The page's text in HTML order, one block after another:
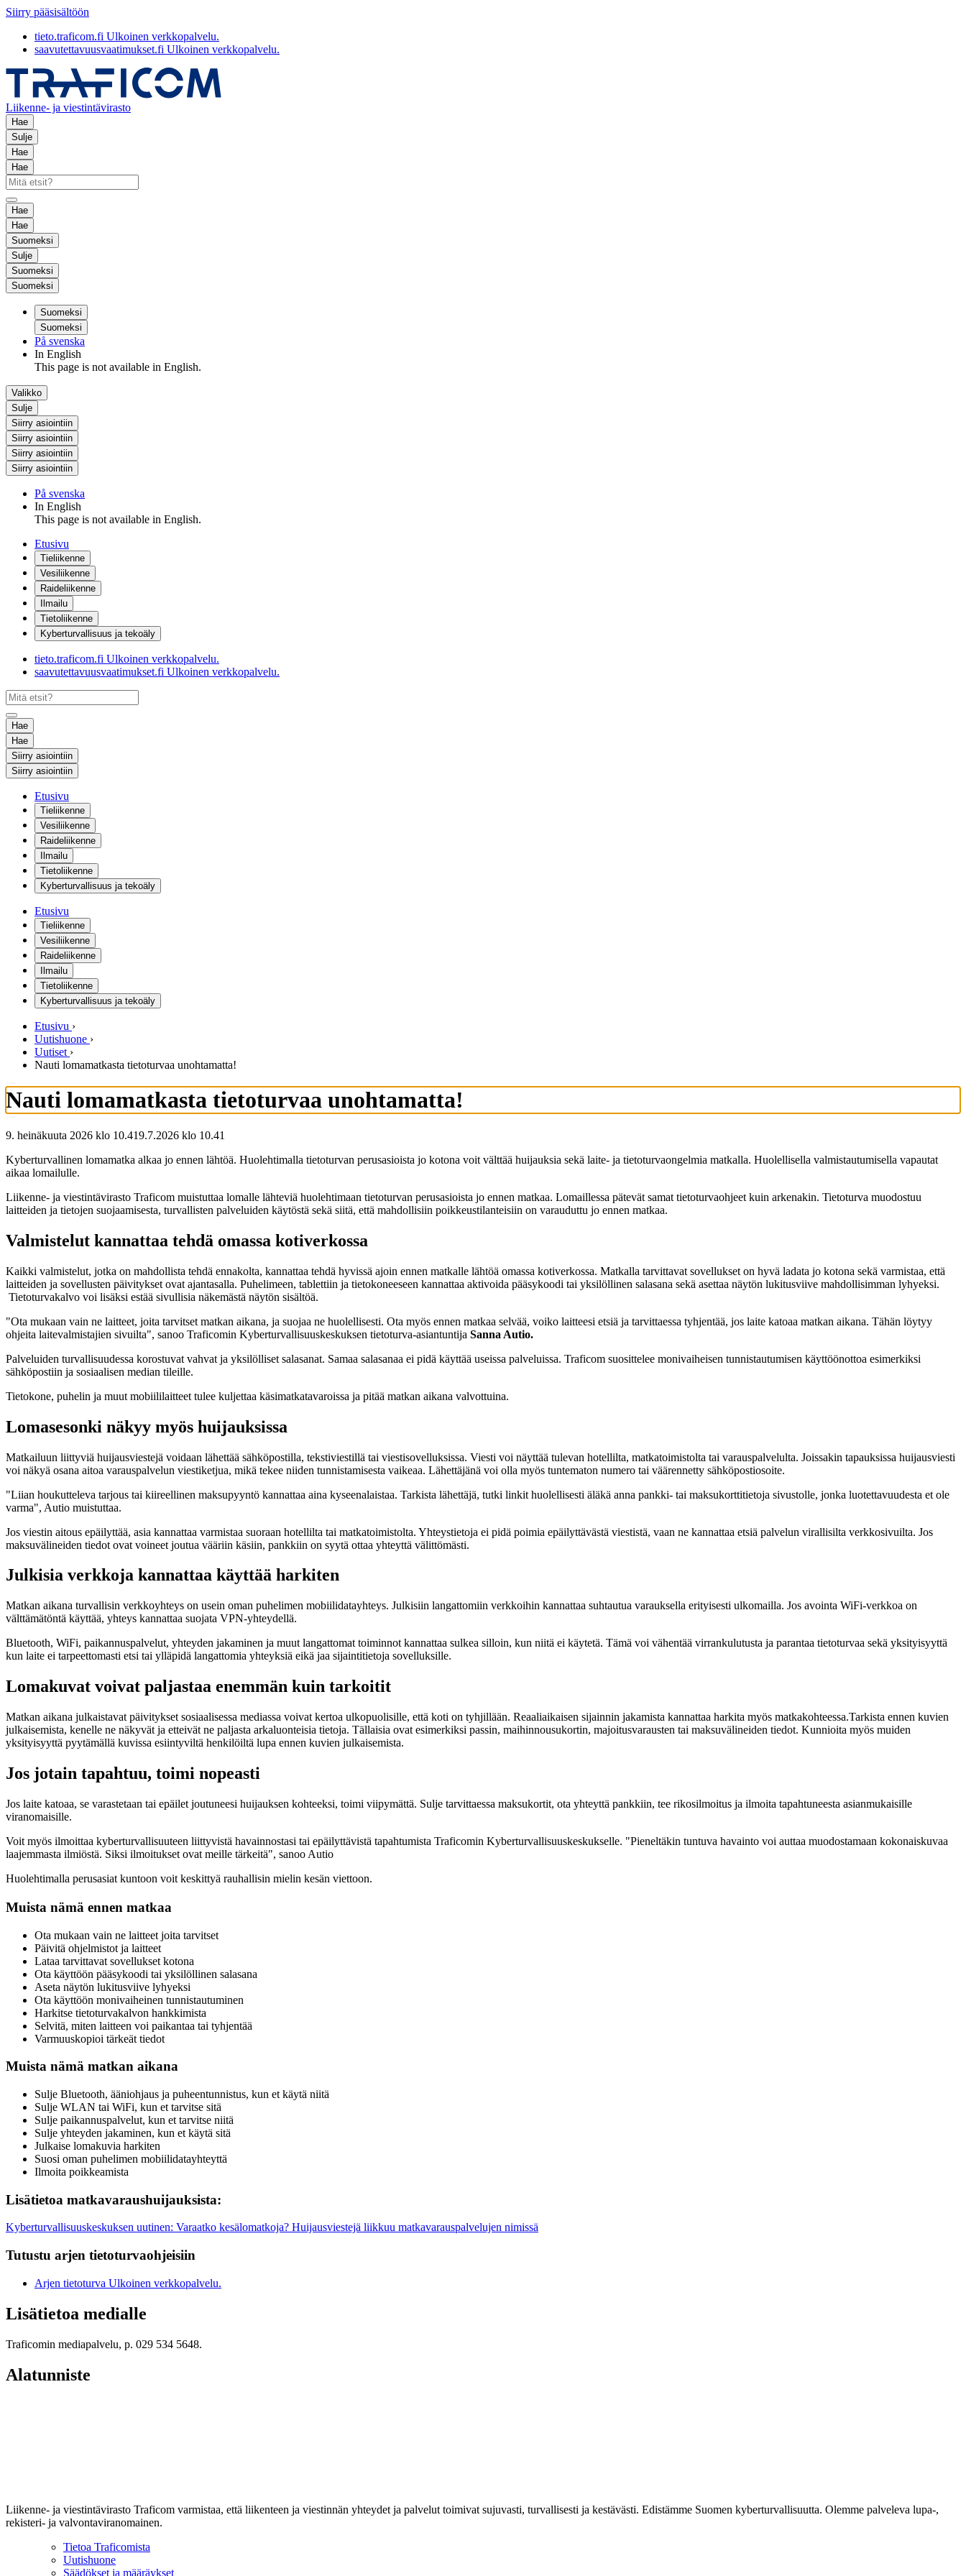
Siirry pääsisältöön
tieto.traficom.fi Ulkoinen verkkopalvelu.
saavutettavuusvaatimukset.fi Ulkoinen verkkopalvelu.
Liikenne- ja viestintävirasto
Hae
Sulje
Hae
Hae
Hae
Hae
Suomeksi
Sulje
Suomeksi
Suomeksi
Suomeksi
Suomeksi
På svenska
In English
This page is not available in English.
Valikko
Sulje
Siirry asiointiin
Siirry asiointiin
Siirry asiointiin
Siirry asiointiin
På svenska
In English
This page is not available in English.
Etusivu
Tieliikenne
Vesiliikenne
Raideliikenne
Ilmailu
Tietoliikenne
Kyberturvallisuus ja tekoäly
tieto.traficom.fi Ulkoinen verkkopalvelu.
saavutettavuusvaatimukset.fi Ulkoinen verkkopalvelu.
Hae
Hae
Siirry asiointiin
Siirry asiointiin
Etusivu
Tieliikenne
Vesiliikenne
Raideliikenne
Ilmailu
Tietoliikenne
Kyberturvallisuus ja tekoäly
Etusivu
Tieliikenne
Vesiliikenne
Raideliikenne
Ilmailu
Tietoliikenne
Kyberturvallisuus ja tekoäly
Etusivu ›
Uutishuone ›
Uutiset ›
Nauti lomamatkasta tietoturvaa unohtamatta!
Nauti lomamatkasta tietoturvaa unohtamatta!
9. heinäkuuta 2026 klo 10.419.7.2026 klo 10.41
Kyberturvallinen lomamatka alkaa jo ennen lähtöä. Huolehtimalla tietoturvan perusasioista jo kotona voit välttää huijauksia sekä laite- ja tietoturvaongelmia matkalla. Huolellisella valmistautumisella vapautat
aikaa lomailulle.
Liikenne- ja viestintävirasto Traficom muistuttaa lomalle lähteviä huolehtimaan tietoturvan perusasioista jo ennen matkaa. Lomaillessa pätevät samat tietoturvaohjeet kuin arkenakin. Tietoturva muodostuu
laitteiden ja tietojen suojaamisesta, turvallisten palveluiden käytöstä sekä siitä, että mahdollisiin poikkeustilanteisiin on varauduttu jo ennen matkaa.
Valmistelut kannattaa tehdä omassa kotiverkossa
Kaikki valmistelut, jotka on mahdollista tehdä ennakolta, kannattaa tehdä hyvissä ajoin ennen matkalle lähtöä omassa kotiverkossa. Matkalla tarvittavat sovellukset on hyvä ladata jo kotona sekä varmistaa, että
laitteiden ja sovellusten päivitykset ovat ajantasalla. Puhelimeen, tablettiin ja tietokoneeseen kannattaa aktivoida pääsykoodi tai yksilöllinen salasana sekä asettaa näytön lukitusviive mahdollisimman lyhyeksi.
Tietoturvakalvo voi lisäksi estää sivullisia näkemästä näytön sisältöä.
"Ota mukaan vain ne laitteet, joita tarvitset matkan aikana, ja suojaa ne huolellisesti. Ota myös ennen matkaa selvää, voiko laitteesi etsiä ja tarvittaessa tyhjentää, jos laite katoaa matkan aikana. Tähän löytyy
ohjeita laitevalmistajien sivuilta", sanoo Traficomin Kyberturvallisuuskeskuksen tietoturva-asiantuntija Sanna Autio.
Palveluiden turvallisuudessa korostuvat vahvat ja yksilölliset salasanat. Samaa salasanaa ei pidä käyttää useissa palveluissa. Traficom suosittelee monivaiheisen tunnistautumisen käyttöönottoa esimerkiksi
sähköpostiin ja sosiaalisen median tileille.
Tietokone, puhelin ja muut mobiililaitteet tulee kuljettaa käsimatkatavaroissa ja pitää matkan aikana valvottuina.
Lomasesonki näkyy myös huijauksissa
Matkailuun liittyviä huijausviestejä voidaan lähettää sähköpostilla, tekstiviestillä tai viestisovelluksissa. Viesti voi näyttää tulevan hotellilta, matkatoimistolta tai varauspalvelulta. Joissakin tapauksissa huijausviesti
voi näkyä osana aitoa varauspalvelun viestiketjua, mikä tekee niiden tunnistamisesta vaikeaa. Lähettäjänä voi olla myös tuntematon numero tai väärennetty sähköpostiosoite.
"Liian houkutteleva tarjous tai kiireellinen maksupyyntö kannattaa aina kyseenalaistaa. Tarkista lähettäjä, tutki linkit huolellisesti äläkä anna pankki- tai maksukorttitietoja sivustolle, jonka luotettavuudesta et ole
varma", Autio muistuttaa.
Jos viestin aitous epäilyttää, asia kannattaa varmistaa suoraan hotellilta tai matkatoimistolta. Yhteystietoja ei pidä poimia epäilyttävästä viestistä, vaan ne kannattaa etsiä palvelun virallisilta verkkosivuilta. Jos
maksuvälineiden tiedot ovat voineet joutua vääriin käsiin, pankkiin on syytä ottaa yhteyttä välittömästi.
Julkisia verkkoja kannattaa käyttää harkiten
Matkan aikana turvallisin verkkoyhteys on usein oman puhelimen mobiilidatayhteys. Julkisiin langattomiin verkkoihin kannattaa suhtautua varauksella erityisesti ulkomailla. Jos avointa WiFi-verkkoa on
välttämätöntä käyttää, yhteys kannattaa suojata VPN-yhteydellä.
Bluetooth, WiFi, paikannuspalvelut, yhteyden jakaminen ja muut langattomat toiminnot kannattaa sulkea silloin, kun niitä ei käytetä. Tämä voi vähentää virrankulutusta ja parantaa tietoturvaa sekä yksityisyyttä
kun laite ei tarpeettomasti etsi tai ylläpidä langattomia yhteyksiä eikä jaa sijaintitietoja sovelluksille.
Lomakuvat voivat paljastaa enemmän kuin tarkoitit
Matkan aikana julkaistavat päivitykset sosiaalisessa mediassa voivat kertoa ulkopuolisille, että koti on tyhjillään. Reaaliaikaisen sijainnin jakamista kannattaa harkita myös matkakohteessa.Tarkista ennen kuvien
julkaisemista, kenelle ne näkyvät ja etteivät ne paljasta arkaluonteisia tietoja. Tällaisia ovat esimerkiksi passin, maihinnousukortin, majoitusvarausten tai maksuvälineiden tiedot. Kunnioita myös muiden
yksityisyyttä pyytämällä kuvissa esiintyviltä henkilöiltä lupa ennen kuvien julkaisemista.
Jos jotain tapahtuu, toimi nopeasti
Jos laite katoaa, se varastetaan tai epäilet joutuneesi huijauksen kohteeksi, toimi viipymättä. Sulje tarvittaessa maksukortit, ota yhteyttä pankkiin, tee rikosilmoitus ja ilmoita tapahtuneesta asianmukaisille
viranomaisille.
Voit myös ilmoittaa kyberturvallisuuteen liittyvistä havainnostasi tai epäilyttävistä tapahtumista Traficomin Kyberturvallisuuskeskukselle. "Pieneltäkin tuntuva havainto voi auttaa muodostamaan kokonaiskuvaa
laajemmasta ilmiöstä. Siksi ilmoitukset ovat meille tärkeitä", sanoo Autio
Huolehtimalla perusasiat kuntoon voit keskittyä rauhallisin mielin kesän viettoon.
Muista nämä ennen matkaa
Ota mukaan vain ne laitteet joita tarvitset
Päivitä ohjelmistot ja laitteet
Lataa tarvittavat sovellukset kotona
Ota käyttöön pääsykoodi tai yksilöllinen salasana
Aseta näytön lukitusviive lyhyeksi
Ota käyttöön monivaiheinen tunnistautuminen
Harkitse tietoturvakalvon hankkimista
Selvitä, miten laitteen voi paikantaa tai tyhjentää
Varmuuskopioi tärkeät tiedot
Muista nämä matkan aikana
Sulje Bluetooth, ääniohjaus ja puheentunnistus, kun et käytä niitä
Sulje WLAN tai WiFi, kun et tarvitse sitä
Sulje paikannuspalvelut, kun et tarvitse niitä
Sulje yhteyden jakaminen, kun et käytä sitä
Julkaise lomakuvia harkiten
Suosi oman puhelimen mobiilidatayhteyttä
Ilmoita poikkeamista
Lisätietoa matkavaraushuijauksista:
Kyberturvallisuuskeskuksen uutinen: Varaatko kesälomatkoja? Huijausviestejä liikkuu matkavarauspalvelujen nimissä
Tutustu arjen tietoturvaohjeisiin
Arjen tietoturva Ulkoinen verkkopalvelu.
Lisätietoa medialle
Traficomin mediapalvelu, p. 029 534 5648.
Alatunniste
Liikenne- ja viestintävirasto Traficom varmistaa, että liikenteen ja viestinnän yhteydet ja palvelut toimivat sujuvasti, turvallisesti ja kestävästi. Edistämme Suomen kyberturvallisuutta. Olemme palveleva lupa-,
rekisteri- ja valvontaviranomainen.
Tietoa Traficomista
Uutishuone
Säädökset ja määräykset